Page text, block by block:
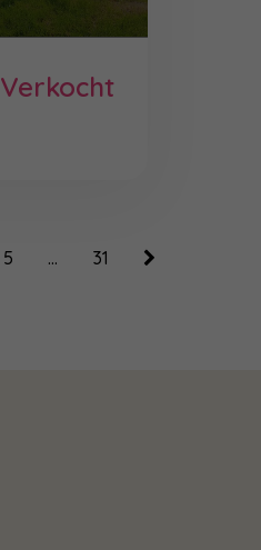
Verkocht
5 … 31